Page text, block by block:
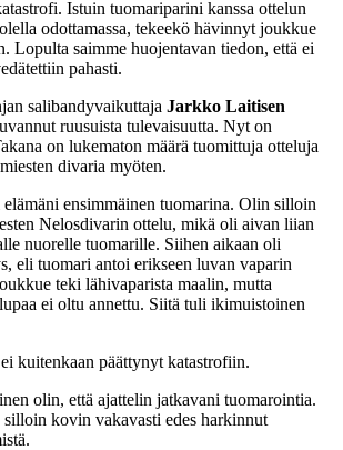
Istuin tuomariparini kanssa ottelun
odottamassa, tekeekö hävinnyt joukkue
Lopulta saimme huojentavan tiedon, että ei
pahasti.
salibandyvaikuttaja Jarkko Laitisen
ruusuista tulevaisuutta. Nyt on
on lukematon määrä tuomittuja otteluja
divaria myöten.
ensimmäinen tuomarina. Olin silloin
Nelosdivarin ottelu, mikä oli aivan liian
nuorelle tuomarille. Siihen aikaan oli
eli tuomari antoi erikseen luvan vaparin
teki lähivaparista maalin, mutta
ei oltu annettu. Siitä tuli ikimuistoinen
kuitenkaan päättynyt katastrofiin.
olin, että ajattelin jatkavani tuomarointia.
kovin vakavasti edes harkinnut